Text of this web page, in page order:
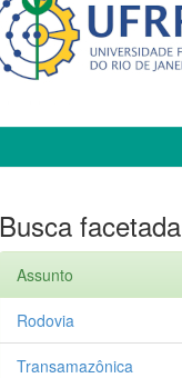
Busca facetada
Assunto
Rodovia
Transamazônica